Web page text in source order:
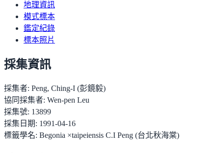
地理資訊
模式標本
鑑定紀錄
標本照片
採集資訊
採集者: Peng, Ching-I (彭鏡毅)
協同採集者: Wen-pen Leu
採集號: 13899
採集日期: 1991-04-16
標籤學名: Begonia ×taipeiensis C.I Peng (台北秋海棠)